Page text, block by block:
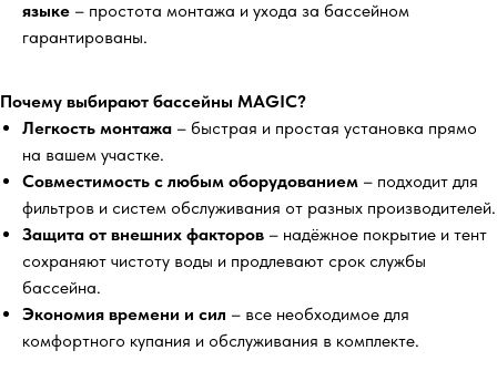
языке – простота монтажа и ухода за бассейном
гарантированы.
Почему выбирают бассейны MAGIC?
Легкость монтажа – быстрая и простая установка прямо
на вашем участке.
Совместимость с любым оборудованием – подходит для
фильтров и систем обслуживания от разных производителей.
Защита от внешних факторов – надёжное покрытие и тент
сохраняют чистоту воды и продлевают срок службы
бассейна.
Экономия времени и сил – все необходимое для
комфортного купания и обслуживания в комплекте.